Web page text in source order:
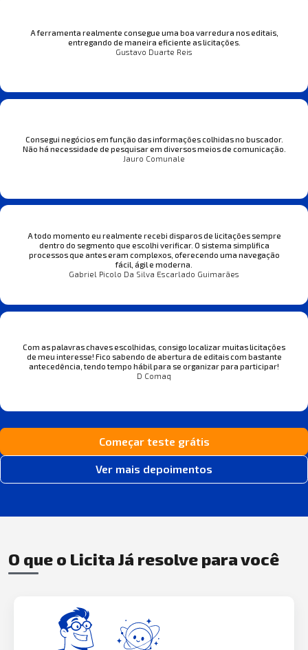
A ferramenta realmente consegue uma boa varredura nos editais,
entregando de maneira eficiente as licitações.
Gustavo Duarte Reis
Consegui negócios em função das informações colhidas no buscador.
Não há necessidade de pesquisar em diversos meios de comunicação.
Jauro Comunale
A todo momento eu realmente recebi disparos de licitações sempre
dentro do segmento que escolhi verificar. O sistema simplifica
processos que antes eram complexos, oferecendo uma navegação
fácil, ágil e moderna.
Gabriel Picolo Da Silva Escarlado Guimarães
Com as palavras chaves escolhidas, consigo localizar muitas licitações
de meu interesse! Fico sabendo de abertura de editais com bastante
antecedência, tendo tempo hábil para se organizar para participar!
D Comaq
Começar teste grátis
Ver mais depoimentos
O que o Licita Já resolve para você